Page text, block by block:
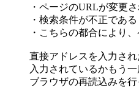
・ページのURLが変更
・検索条件が不正である
・こちらの都合により
直接アドレスを入力さ
入力されているかもう一
ブラウザの再読込みを